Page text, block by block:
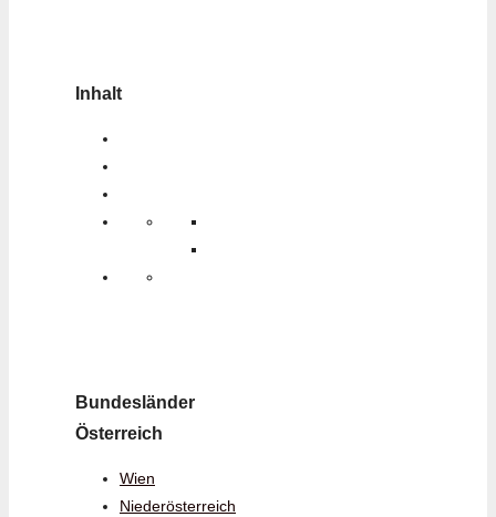
Inhalt
Bundesländer
Österreich
Wien
Niederösterreich